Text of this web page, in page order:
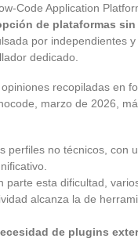
Code Application
de plataformas
por independientes
dedicado.
recopiladas en
marzo de 2026,
perfiles no técnicos, con
parte esta dificultad,
alcanza la de
de plugins